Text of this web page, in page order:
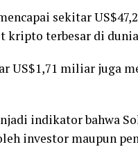
sekitar
kripto terbesar di
US$1,71 miliar juga
indikator bahwa
investor maupun